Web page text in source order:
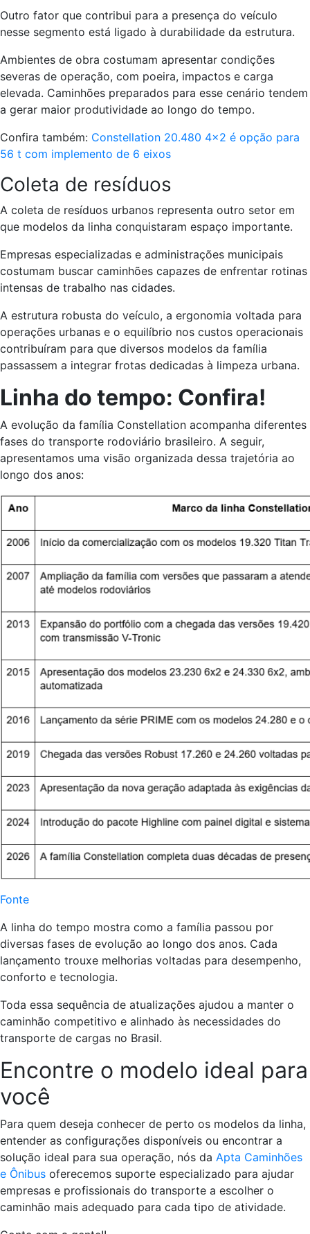
Outro fator que contribui para a presença do veículo
nesse segmento está ligado à durabilidade da estrutura.
Ambientes de obra costumam apresentar condições
severas de operação, com poeira, impactos e carga
elevada. Caminhões preparados para esse cenário tendem
a gerar maior produtividade ao longo do tempo.
Confira também: Constellation 20.480 4×2 é opção para
56 t com implemento de 6 eixos
Coleta de resíduos
A coleta de resíduos urbanos representa outro setor em
que modelos da linha conquistaram espaço importante.
Empresas especializadas e administrações municipais
costumam buscar caminhões capazes de enfrentar rotinas
intensas de trabalho nas cidades.
A estrutura robusta do veículo, a ergonomia voltada para
operações urbanas e o equilíbrio nos custos operacionais
contribuíram para que diversos modelos da família
passassem a integrar frotas dedicadas à limpeza urbana.
Linha do tempo: Confira!
A evolução da família Constellation acompanha diferentes
fases do transporte rodoviário brasileiro. A seguir,
apresentamos uma visão organizada dessa trajetória ao
longo dos anos:
Fonte
A linha do tempo mostra como a família passou por
diversas fases de evolução ao longo dos anos. Cada
lançamento trouxe melhorias voltadas para desempenho,
conforto e tecnologia.
Toda essa sequência de atualizações ajudou a manter o
caminhão competitivo e alinhado às necessidades do
transporte de cargas no Brasil.
Encontre o modelo ideal para
você
Para quem deseja conhecer de perto os modelos da linha,
entender as configurações disponíveis ou encontrar a
solução ideal para sua operação, nós da Apta Caminhões
e Ônibus oferecemos suporte especializado para ajudar
empresas e profissionais do transporte a escolher o
caminhão mais adequado para cada tipo de atividade.